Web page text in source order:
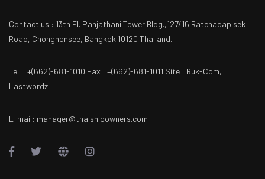
Contact us : 13th Fl. Panjathani Tower Bldg.,127/16 Ratchadapisek
Road, Chongnonsee, Bangkok 10120 Thailand.
Tel. : +(662)-681-1010 Fax : +(662)-681-1011 Site : Ruk-Com,
Lastwordz
E-mail: manager@thaishipowners.com